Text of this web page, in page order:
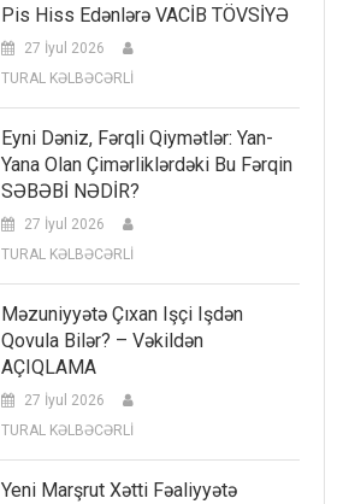
Pis Hiss Edənlərə VACİB TÖVSİYƏ
27 İyul 2026
TURAL KƏLBƏCƏRLİ
Eyni Dəniz, Fərqli Qiymətlər: Yan-
Yana Olan Çimərliklərdəki Bu Fərqin
SƏBƏBİ NƏDİR?
27 İyul 2026
TURAL KƏLBƏCƏRLİ
Məzuniyyətə Çıxan Işçi Işdən
Qovula Bilər? – Vəkildən
AÇIQLAMA
27 İyul 2026
TURAL KƏLBƏCƏRLİ
Yeni Marşrut Xətti Fəaliyyətə